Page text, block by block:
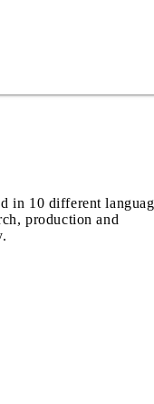
in 10 different
production and